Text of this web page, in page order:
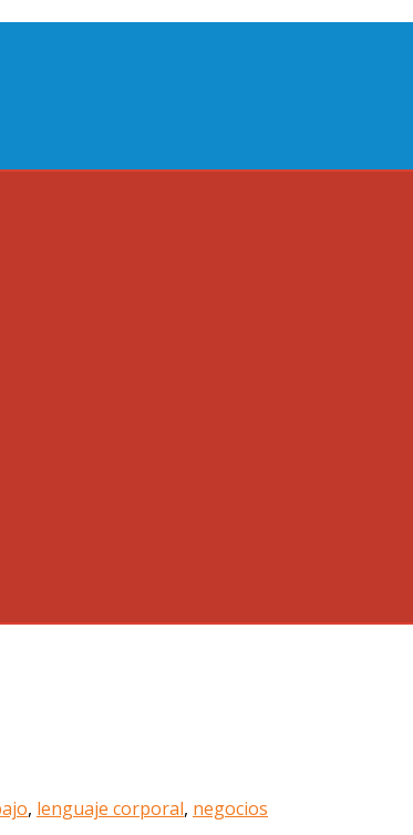
, lenguaje corporal, negocios